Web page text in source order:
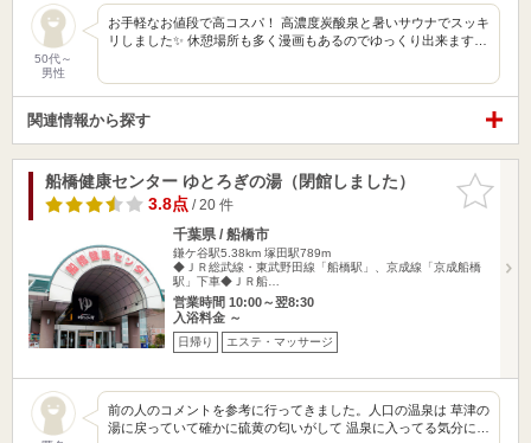
50代～
男性
お手軽なお値段で高コスパ！ 高濃度炭酸泉と暑いサウナでスッキ
リしました✨ 休憩場所も多く漫画もあるのでゆっくり出来ます…
関連情報から探す
お気に入
りに追加
船橋健康センター ゆとろぎの湯（閉館しました）
3.8点/ 20 件
千葉県 / 船橋市
鎌ケ谷駅5.38km 塚田駅789m
◆ＪＲ総武線・東武野田線「船橋駅」、京成線「京成船橋
駅」下車◆ＪＲ船…
営業時間 10:00～翌8:30
入浴料金 ～
日帰り エステ・マッサージ
前の人のコメントを参考に行ってきました。人口の温泉は 草津の
湯に戻っていて確かに硫黄の匂いがして 温泉に入ってる気分に…